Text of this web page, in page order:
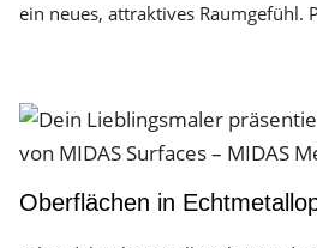
ein neues, attraktives Raumgefühl.
Oberflächen in